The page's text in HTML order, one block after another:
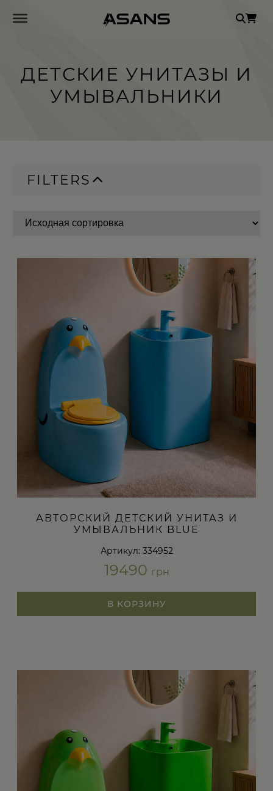
ДЕТСКИЕ УНИТАЗЫ И
УМЫВАЛЬНИКИ
FILTERS
АВТОРСКИЙ ДЕТСКИЙ УНИТАЗ И
УМЫВАЛЬНИК BLUE
Артикул: 334952
19490 грн
В КОРЗИНУ